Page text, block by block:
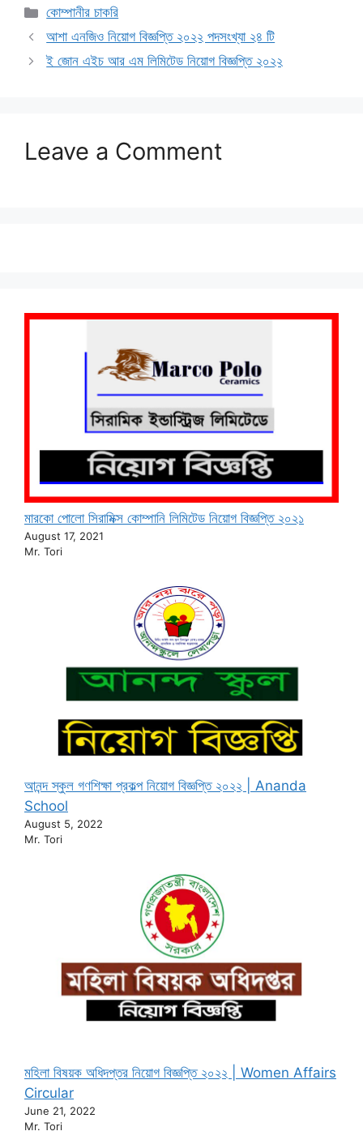
Categories
কোম্পানীর চাকরি
আশা এনজিও নিয়োগ বিজ্ঞপ্তি ২০২২ পদসংখ্যা ২৪ টি
ই জোন এইচ আর এম লিমিটেড নিয়োগ বিজ্ঞপ্তি ২০২২
Leave a Comment
মারকো পোলো সিরামিক্স কোম্পানি লিমিটেড নিয়োগ বিজ্ঞপ্তি ২০২১
August 17, 2021
Mr. Tori
আনন্দ স্কুল গণশিক্ষা প্রকল্প নিয়োগ বিজ্ঞপ্তি ২০২২ | Ananda
School
August 5, 2022
Mr. Tori
মহিলা বিষয়ক অধিদপ্তর নিয়োগ বিজ্ঞপ্তি ২০২২ | Women Affairs
Circular
June 21, 2022
Mr. Tori